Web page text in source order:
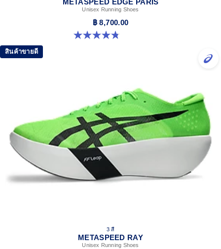
METASPEED EDGE PARIS
Unisex Running Shoes
฿ 8,700.00
4.8 จาก 5 ดาว 787 รีวิว
สินค้าขายดี
3 สี
METASPEED RAY
Unisex Running Shoes